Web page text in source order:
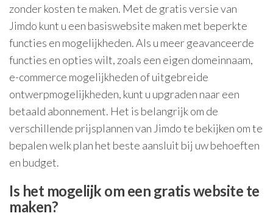
zonder kosten te maken. Met de gratis versie van
Jimdo kunt u een basiswebsite maken met beperkte
functies en mogelijkheden. Als u meer geavanceerde
functies en opties wilt, zoals een eigen domeinnaam,
e-commerce mogelijkheden of uitgebreide
ontwerpmogelijkheden, kunt u upgraden naar een
betaald abonnement. Het is belangrijk om de
verschillende prijsplannen van Jimdo te bekijken om te
bepalen welk plan het beste aansluit bij uw behoeften
en budget.
Is het mogelijk om een gratis website te
maken?